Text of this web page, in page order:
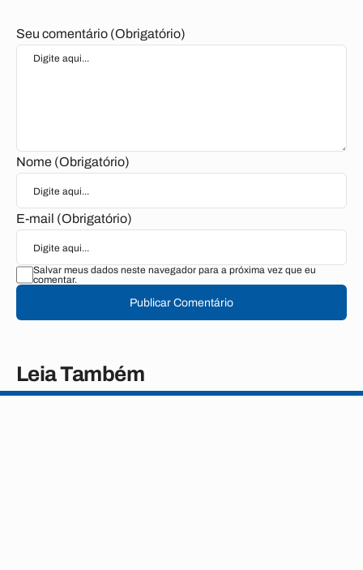
Seu comentário (Obrigatório)
Nome (Obrigatório)
E-mail (Obrigatório)
Salvar meus dados neste navegador para a próxima vez que eu
comentar.
Publicar Comentário
Leia Também